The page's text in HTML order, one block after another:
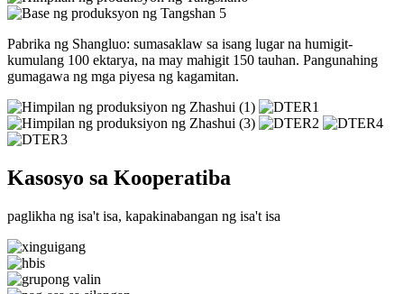
Pabrika ng Shangluo: sumasaklaw sa isang lugar na humigit-
kumulang 100 ektarya, na may mahigit 150 tauhan. Pangunahing
gumagawa ng mga piyesa ng kagamitan.
Kasosyo sa Kooperatiba
paglikha ng isa't isa, kapakinabangan ng isa't isa